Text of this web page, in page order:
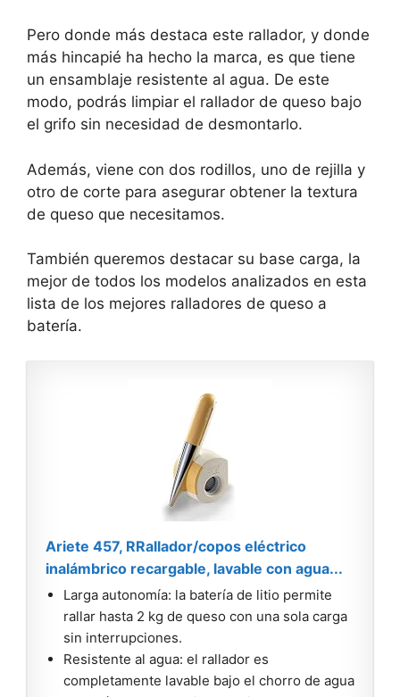
Pero donde más destaca este rallador, y donde
más hincapié ha hecho la marca, es que tiene
un ensamblaje resistente al agua. De este
modo, podrás limpiar el rallador de queso bajo
el grifo sin necesidad de desmontarlo.
Además, viene con dos rodillos, uno de rejilla y
otro de corte para asegurar obtener la textura
de queso que necesitamos.
También queremos destacar su base carga, la
mejor de todos los modelos analizados en esta
lista de los mejores ralladores de queso a
batería.
Ariete 457, RRallador/copos eléctrico
inalámbrico recargable, lavable con agua...
Larga autonomía: la batería de litio permite
rallar hasta 2 kg de queso con una sola carga
sin interrupciones.
Resistente al agua: el rallador es
completamente lavable bajo el chorro de agua